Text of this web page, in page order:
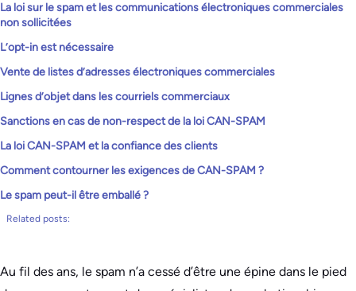
La loi sur le spam et les communications électroniques commerciales
non sollicitées
L’opt-in est nécessaire
Vente de listes d’adresses électroniques commerciales
Lignes d’objet dans les courriels commerciaux
Sanctions en cas de non-respect de la loi CAN-SPAM
La loi CAN-SPAM et la confiance des clients
Comment contourner les exigences de CAN-SPAM ?
Le spam peut-il être emballé ?
Related posts:
Au fil des ans, le spam n’a cessé d’être une épine dans le pied